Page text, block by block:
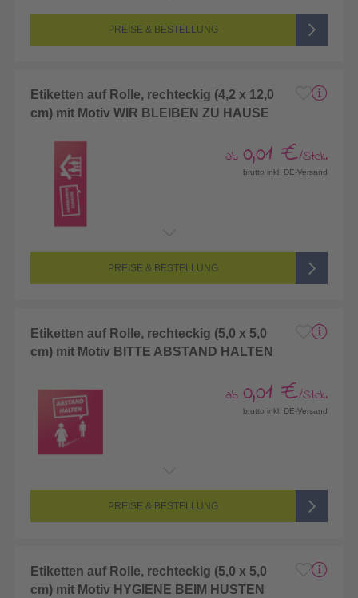
PREISE & BESTELLUNG
Etiketten auf Rolle, rechteckig (4,2 x 12,0
cm) mit Motiv WIR BLEIBEN ZU HAUSE
ab 0,01 €/Stck.
brutto inkl. DE-Versand
PREISE & BESTELLUNG
Etiketten auf Rolle, rechteckig (5,0 x 5,0
cm) mit Motiv BITTE ABSTAND HALTEN
ab 0,01 €/Stck.
brutto inkl. DE-Versand
PREISE & BESTELLUNG
Etiketten auf Rolle, rechteckig (5,0 x 5,0
cm) mit Motiv HYGIENE BEIM HUSTEN